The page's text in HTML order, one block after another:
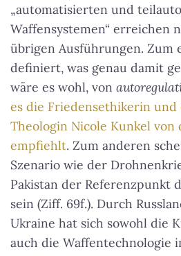
„automatisierten und
Waffensystemen“ erreichen
übrigen Ausführungen. Zum
definiert, was genau damit
wäre es wohl, von
es die Friedensethikerin und
Theologin Nicole Kunkel von
empfiehlt. Zum anderen
Szenario wie der
Pakistan der Referenzpunkt
sein (Ziff. 69f.). Durch
Ukraine hat sich sowohl die
auch die Waffentechnologie